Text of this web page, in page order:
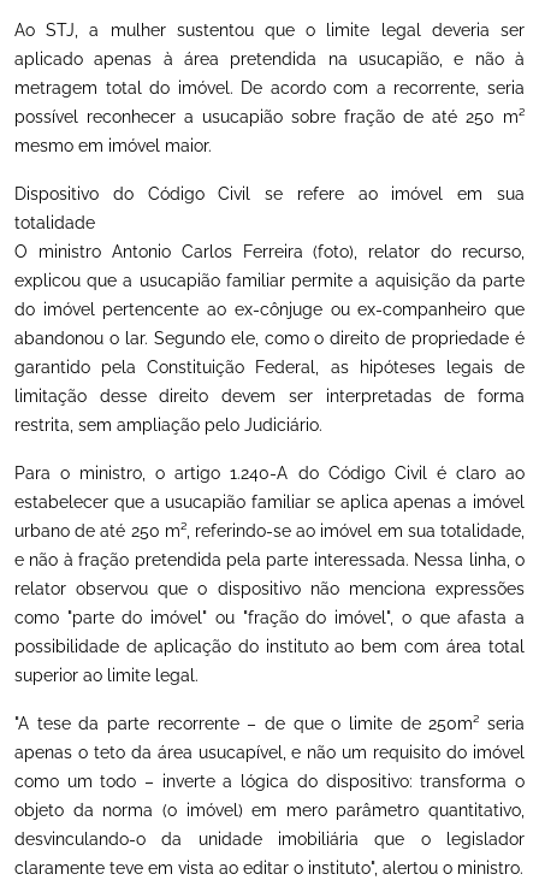
Ao STJ, a mulher sustentou que o limite legal deveria ser
aplicado apenas à área pretendida na usucapião, e não à
metragem total do imóvel. De acordo com a recorrente, seria
possível reconhecer a usucapião sobre fração de até 250 m²
mesmo em imóvel maior.
Dispositivo do Código Civil se refere ao imóvel em sua
totalidade
O ministro Antonio Carlos Ferreira (foto), relator do recurso,
explicou que a usucapião familiar permite a aquisição da parte
do imóvel pertencente ao ex-cônjuge ou ex-companheiro que
abandonou o lar. Segundo ele, como o direito de propriedade é
garantido pela Constituição Federal, as hipóteses legais de
limitação desse direito devem ser interpretadas de forma
restrita, sem ampliação pelo Judiciário.
Para o ministro, o artigo 1.240-A do Código Civil é claro ao
estabelecer que a usucapião familiar se aplica apenas a imóvel
urbano de até 250 m², referindo-se ao imóvel em sua totalidade,
e não à fração pretendida pela parte interessada. Nessa linha, o
relator observou que o dispositivo não menciona expressões
como "parte do imóvel" ou "fração do imóvel", o que afasta a
possibilidade de aplicação do instituto ao bem com área total
superior ao limite legal.
"A tese da parte recorrente – de que o limite de 250m² seria
apenas o teto da área usucapível, e não um requisito do imóvel
como um todo – inverte a lógica do dispositivo: transforma o
objeto da norma (o imóvel) em mero parâmetro quantitativo,
desvinculando-o da unidade imobiliária que o legislador
claramente teve em vista ao editar o instituto", alertou o ministro.